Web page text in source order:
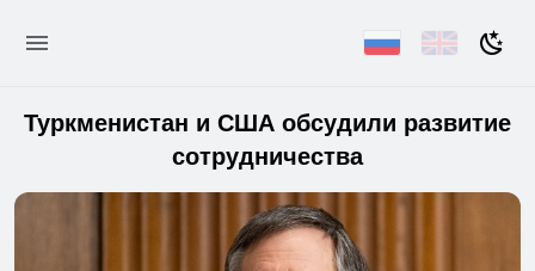
Туркменистан и США обсудили развитие
сотрудничества